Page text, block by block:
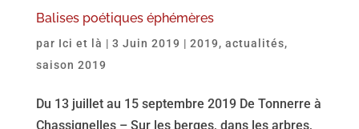
Balises poétiques éphémères
par Ici et là | 3 Juin 2019 | 2019, actualités,
saison 2019
Du 13 juillet au 15 septembre 2019 De Tonnerre à
Chassignelles – Sur les berges, dans les arbres,